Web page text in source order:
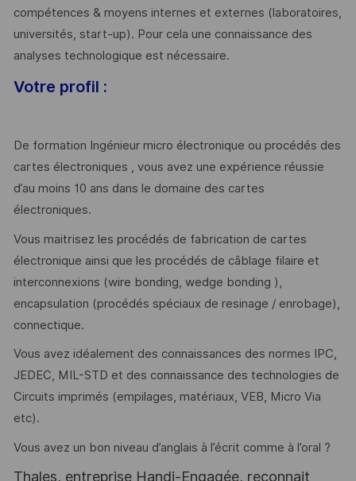
compétences & moyens internes et externes (laboratoires,
universités, start-up). Pour cela une connaissance des
analyses technologique est nécessaire.
Votre profil :
De formation Ingénieur micro électronique ou procédés des
cartes électroniques , vous avez une expérience réussie
d’au moins 10 ans dans le domaine des cartes
électroniques.
Vous maitrisez les procédés de fabrication de cartes
électronique ainsi que les procédés de câblage filaire et
interconnexions (wire bonding, wedge bonding ),
encapsulation (procédés spéciaux de resinage / enrobage),
connectique.
Vous avez idéalement des connaissances des normes IPC,
JEDEC, MIL-STD et des connaissance des technologies de
Circuits imprimés (empilages, matériaux, VEB, Micro Via
etc).
Vous avez un bon niveau d’anglais à l’écrit comme à l’oral ?
Thales, entreprise Handi-Engagée, reconnait